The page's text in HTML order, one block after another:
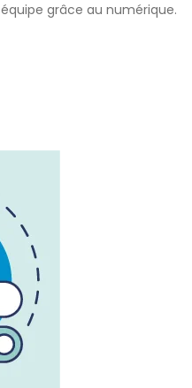
grâce au numérique.